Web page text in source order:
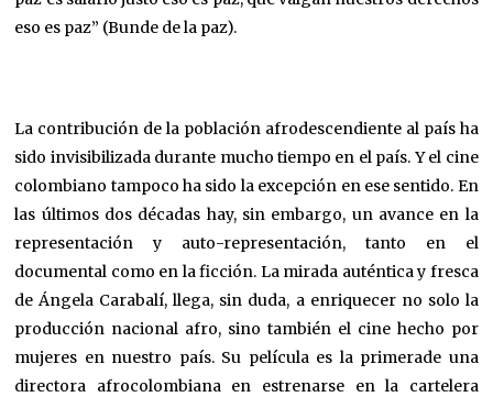
eso es paz” (Bunde de la paz).
La contribución de la población afrodescendiente al país ha
sido invisibilizada durante mucho tiempo en el país. Y el cine
colombiano tampoco ha sido la excepción en ese sentido. En
las últimos dos décadas hay, sin embargo, un avance en la
representación y auto-representación, tanto en el
documental como en la ficción. La mirada auténtica y fresca
de Ángela Carabalí, llega, sin duda, a enriquecer no solo la
producción nacional afro, sino también el cine hecho por
mujeres en nuestro país. Su película es la primerade una
directora afrocolombiana en estrenarse en la cartelera